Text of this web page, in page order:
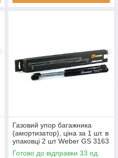
Газовий упор багажника
(амортизатор), ціна за 1 шт. в
упаковці 2 шт Weber GS 3163
для УАЗ 3163
Готово до відправки 33 од.